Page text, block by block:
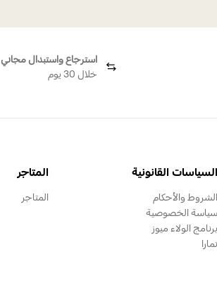
استرجاع واستبدال مجاني
خلال 30 يوم
السياسات القانونية
الشروط والأحكام
سياسة الخصوصية
برنامج الولاء ميوز
تمارا
المتاجر
المتاجر